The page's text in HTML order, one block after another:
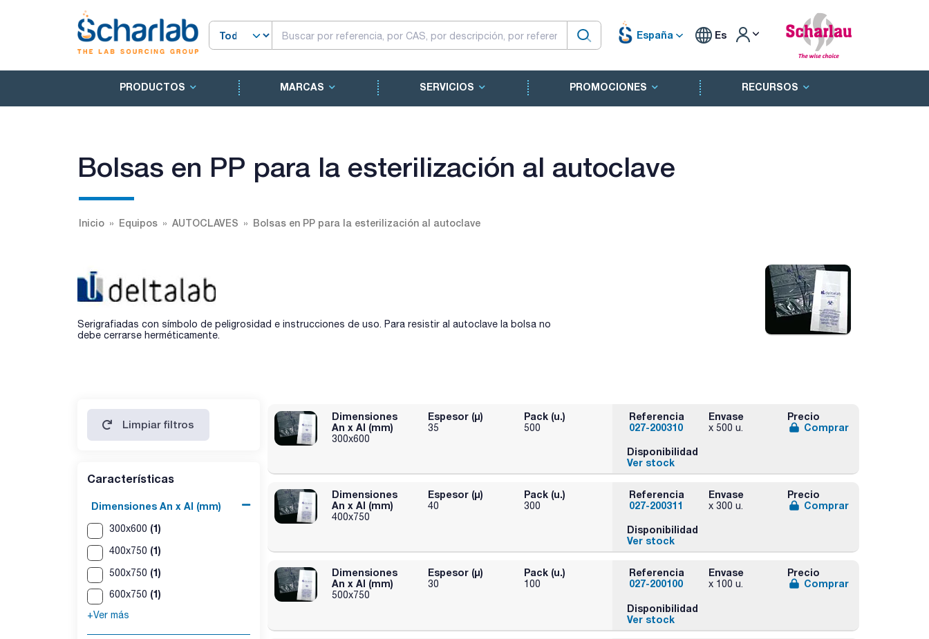
España Es
PRODUCTOS MARCAS SERVICIOS PROMOCIONES RECURSOS
Bolsas en PP para la esterilización al autoclave
Inicio Equipos AUTOCLAVES Bolsas en PP para la esterilización al autoclave
Serigrafiadas con símbolo de peligrosidad e instrucciones de uso. Para resistir al autoclave la bolsa no
debe cerrarse herméticamente.
Limpiar filtros
Características
Dimensiones An x Al (mm)
300x600 (1)
400x750 (1)
500x750 (1)
600x750 (1)
+Ver más
Dimensiones
An x Al (mm)
300x600
Espesor (µ)
35
Pack (u.)
500
Referencia
027-200310
Envase
x 500 u.
Precio
Comprar
Disponibilidad
Ver stock
Dimensiones
An x Al (mm)
400x750
Espesor (µ)
40
Pack (u.)
300
Referencia
027-200311
Envase
x 300 u.
Precio
Comprar
Disponibilidad
Ver stock
Dimensiones
An x Al (mm)
500x750
Espesor (µ)
30
Pack (u.)
100
Referencia
027-200100
Envase
x 100 u.
Precio
Comprar
Disponibilidad
Ver stock